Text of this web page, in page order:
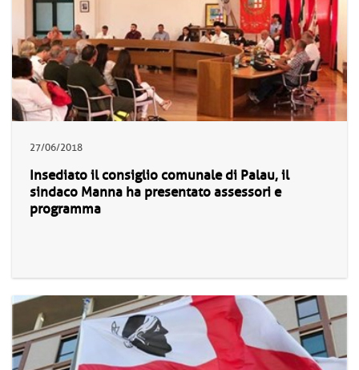
27/06/2018
Insediato il consiglio comunale di Palau, il
sindaco Manna ha presentato assessori e
programma